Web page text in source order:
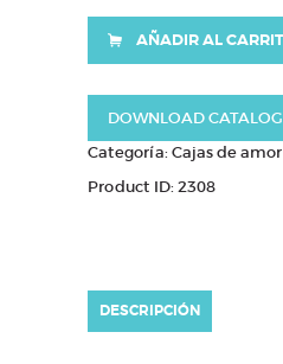
AÑADIR AL
DOWNLOAD CATALOG
Categoría:Cajas de
Product ID:2308
DESCRIPCIÓN